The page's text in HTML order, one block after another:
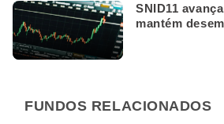
SNID11
mantém
FUNDOS RELACIONADOS